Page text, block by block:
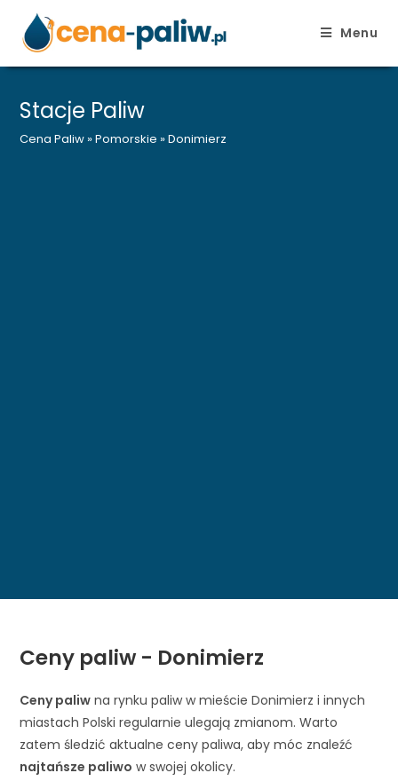
content
Menu
Stacje Paliw
Cena Paliw »Pomorskie »Donimierz
Ceny paliw - Donimierz
Ceny paliw na rynku paliw w mieście Donimierz i innych
miastach Polski regularnie ulegają zmianom. Warto
zatem śledzić aktualne ceny paliwa, aby móc znaleźć
najtańsze paliwo w swojej okolicy.